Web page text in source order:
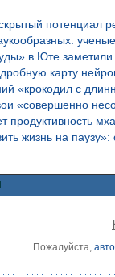
потенциал
в Юте
карту
«крокодил с
«совершенно
продуктивность
жизнь на
Пожалуйста,